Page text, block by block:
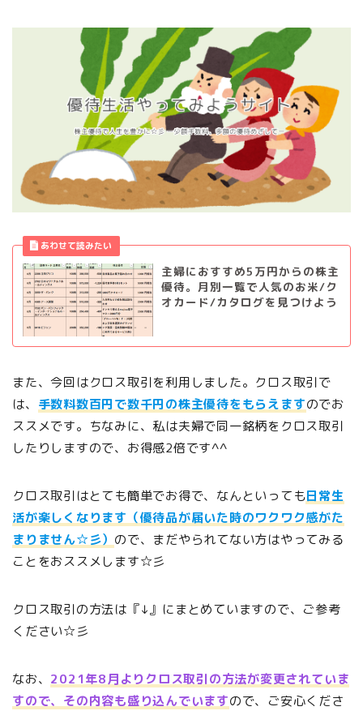
主婦におすすめ5万円からの株主
優待。月別一覧で人気のお米/ク
オカード/カタログを見つけよう
また、今回はクロス取引を利用しました。クロス取引で
は、 手数料数百円で数千円の株主優待をもらえますのでお
ススメです。ちなみに、私は夫婦で同一銘柄をクロス取引
したりしますので、お得感2倍です^^
クロス取引はとても簡単でお得で、なんといっても日常生
活が楽しくなります（優待品が届いた時のワクワク感がた
まりません☆彡） ので、まだやられてない方はやってみる
ことをおススメします☆彡
クロス取引の方法は『↓』にまとめていますので、ご参考
ください☆彡
なお、 2021年8月よりクロス取引の方法が変更されていま
すので、その内容も盛り込んでいますので、ご安心くださ